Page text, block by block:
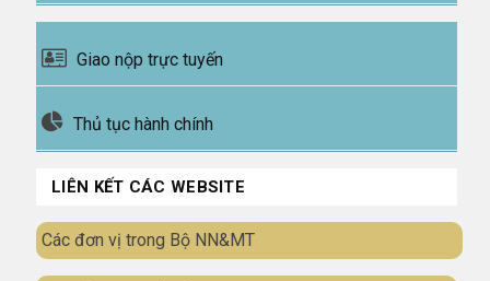
Giao nộp trực tuyến
Thủ tục hành chính
LIÊN KẾT CÁC WEBSITE
Các đơn vị trong Bộ NN&MT